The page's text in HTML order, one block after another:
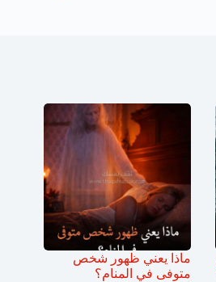
ماذا يعني ظهور شخص
متوفى في المنام؟